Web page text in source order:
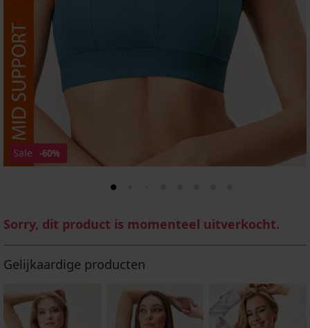
Sale -60%
Sorry, dit product is momenteel uitverkocht.
Gelijkaardige producten